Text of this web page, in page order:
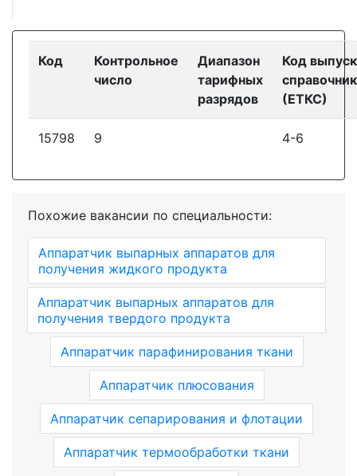
Код
Контрольное
число
Диапазон
тарифных
разрядов
Код
(ЕТКС)
15798 9 4-6
Похожие вакансии по специальности:
Аппаратчик выпарных аппаратов для
получения жидкого продукта
Аппаратчик выпарных аппаратов для
получения твердого продукта
Аппаратчик парафинирования ткани
Аппаратчик плюсования
Аппаратчик сепарирования и флотации
Аппаратчик термообработки ткани